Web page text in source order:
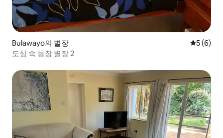
Bulawayo의 별장 평점 5점
5 (6)
도심 속 농장 별장 2